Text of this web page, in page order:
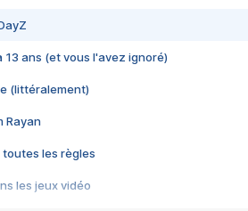
13 ans (et vous l'avez ignoré)
(littéralement)
Rayan
toutes les règles
les jeux vidéo